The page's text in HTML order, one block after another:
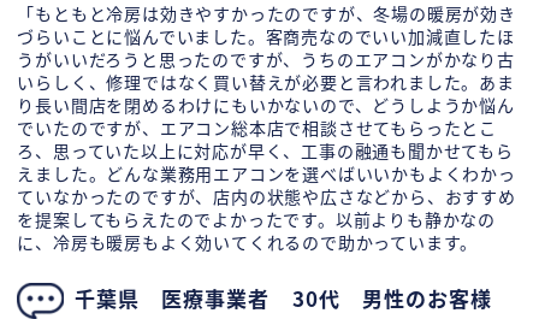
「もともと冷房は効きやすかったのですが、冬場の暖房が効き
づらいことに悩んでいました。客商売なのでいい加減直したほ
うがいいだろうと思ったのですが、うちのエアコンがかなり古
いらしく、修理ではなく買い替えが必要と言われました。あま
り長い間店を閉めるわけにもいかないので、どうしようか悩ん
でいたのですが、エアコン総本店で相談させてもらったとこ
ろ、思っていた以上に対応が早く、工事の融通も聞かせてもら
えました。どんな業務用エアコンを選べばいいかもよくわかっ
ていなかったのですが、店内の状態や広さなどから、おすすめ
を提案してもらえたのでよかったです。以前よりも静かなの
に、冷房も暖房もよく効いてくれるので助かっています。
千葉県 医療事業者 30代 男性のお客様